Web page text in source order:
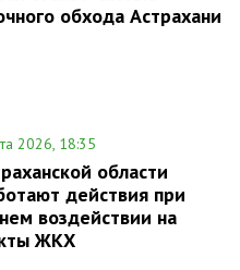
обхода Астрахани
2026, 18:35
области
действия при
воздействии на
ЖКХ